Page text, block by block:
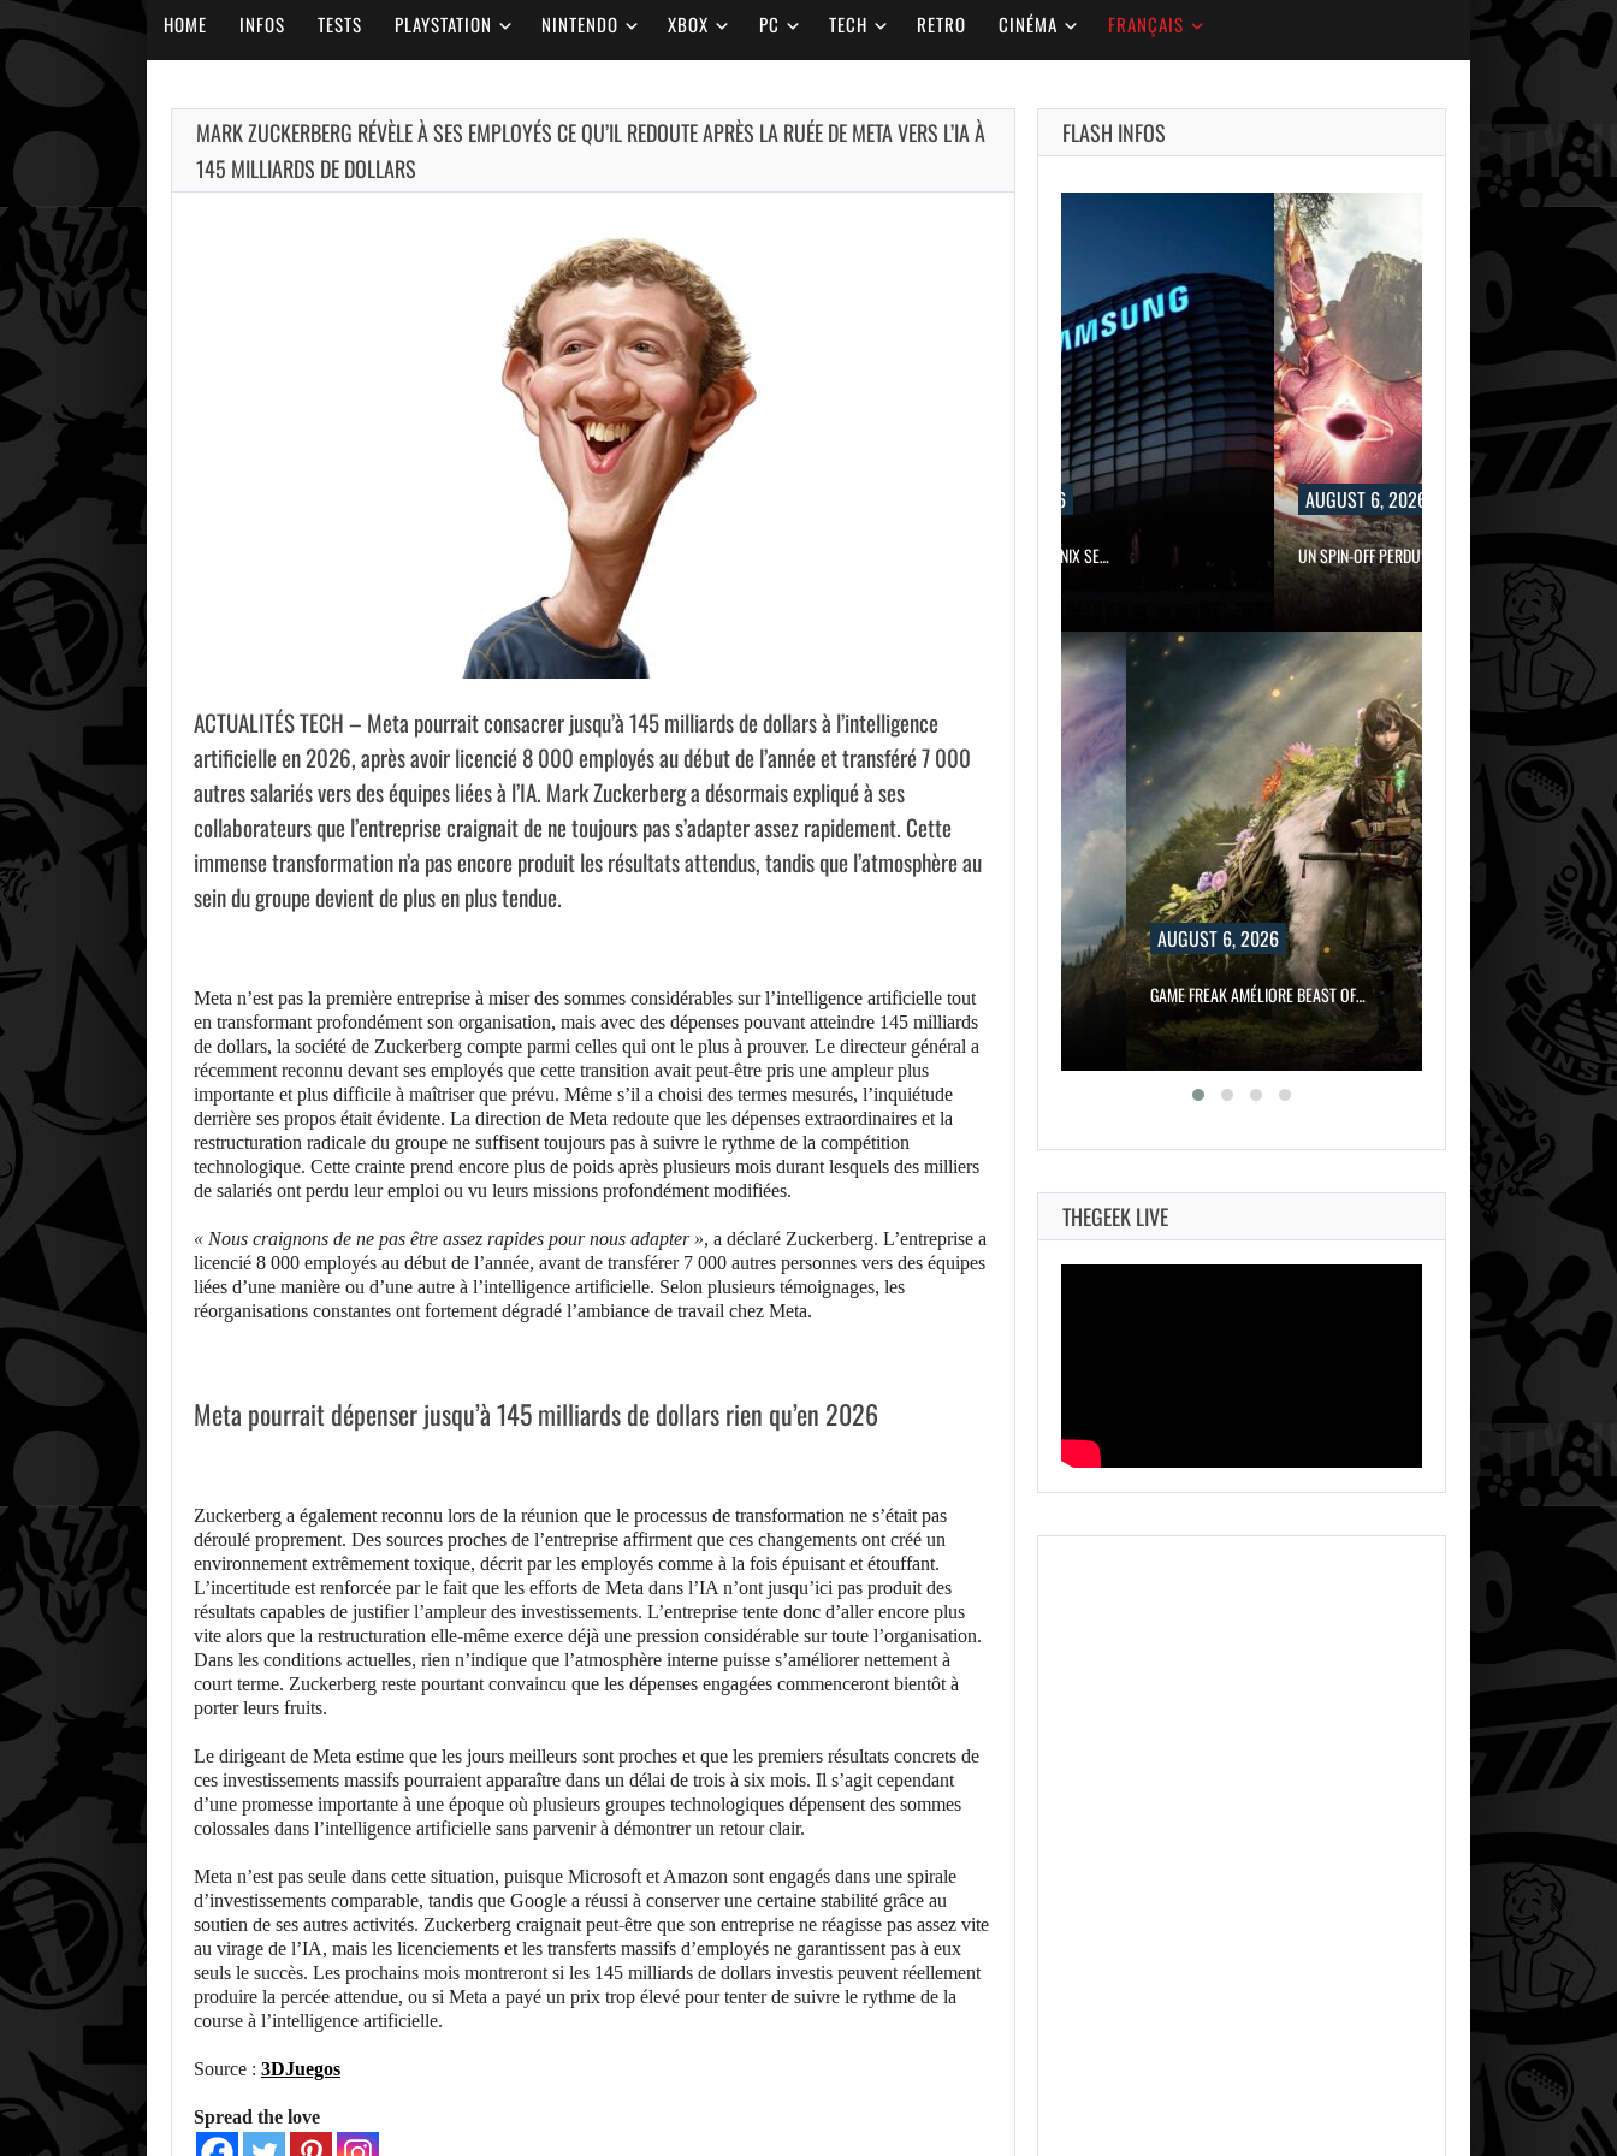
HOME INFOS TESTS PLAYSTATION NINTENDO XBOX PC TECH RETRO CINÉMA FRANÇAIS
MARK ZUCKERBERG RÉVÈLE À SES EMPLOYÉS CE QU’IL REDOUTE APRÈS LA RUÉE DE META VERS L’IA À
145 MILLIARDS DE DOLLARS
ACTUALITÉS TECH – Meta pourrait consacrer jusqu’à 145 milliards de dollars à l’intelligence
artificielle en 2026, après avoir licencié 8 000 employés au début de l’année et transféré 7 000
autres salariés vers des équipes liées à l’IA. Mark Zuckerberg a désormais expliqué à ses
collaborateurs que l’entreprise craignait de ne toujours pas s’adapter assez rapidement. Cette
immense transformation n’a pas encore produit les résultats attendus, tandis que l’atmosphère au
sein du groupe devient de plus en plus tendue.
Meta n’est pas la première entreprise à miser des sommes considérables sur l’intelligence artificielle tout
en transformant profondément son organisation, mais avec des dépenses pouvant atteindre 145 milliards
de dollars, la société de Zuckerberg compte parmi celles qui ont le plus à prouver. Le directeur général a
récemment reconnu devant ses employés que cette transition avait peut-être pris une ampleur plus
importante et plus difficile à maîtriser que prévu. Même s’il a choisi des termes mesurés, l’inquiétude
derrière ses propos était évidente. La direction de Meta redoute que les dépenses extraordinaires et la
restructuration radicale du groupe ne suffisent toujours pas à suivre le rythme de la compétition
technologique. Cette crainte prend encore plus de poids après plusieurs mois durant lesquels des milliers
de salariés ont perdu leur emploi ou vu leurs missions profondément modifiées.
« Nous craignons de ne pas être assez rapides pour nous adapter », a déclaré Zuckerberg. L’entreprise a
licencié 8 000 employés au début de l’année, avant de transférer 7 000 autres personnes vers des équipes
liées d’une manière ou d’une autre à l’intelligence artificielle. Selon plusieurs témoignages, les
réorganisations constantes ont fortement dégradé l’ambiance de travail chez Meta.
Meta pourrait dépenser jusqu’à 145 milliards de dollars rien qu’en 2026
Zuckerberg a également reconnu lors de la réunion que le processus de transformation ne s’était pas
déroulé proprement. Des sources proches de l’entreprise affirment que ces changements ont créé un
environnement extrêmement toxique, décrit par les employés comme à la fois épuisant et étouffant.
L’incertitude est renforcée par le fait que les efforts de Meta dans l’IA n’ont jusqu’ici pas produit des
résultats capables de justifier l’ampleur des investissements. L’entreprise tente donc d’aller encore plus
vite alors que la restructuration elle-même exerce déjà une pression considérable sur toute l’organisation.
Dans les conditions actuelles, rien n’indique que l’atmosphère interne puisse s’améliorer nettement à
court terme. Zuckerberg reste pourtant convaincu que les dépenses engagées commenceront bientôt à
porter leurs fruits.
Le dirigeant de Meta estime que les jours meilleurs sont proches et que les premiers résultats concrets de
ces investissements massifs pourraient apparaître dans un délai de trois à six mois. Il s’agit cependant
d’une promesse importante à une époque où plusieurs groupes technologiques dépensent des sommes
colossales dans l’intelligence artificielle sans parvenir à démontrer un retour clair.
Meta n’est pas seule dans cette situation, puisque Microsoft et Amazon sont engagés dans une spirale
d’investissements comparable, tandis que Google a réussi à conserver une certaine stabilité grâce au
soutien de ses autres activités. Zuckerberg craignait peut-être que son entreprise ne réagisse pas assez vite
au virage de l’IA, mais les licenciements et les transferts massifs d’employés ne garantissent pas à eux
seuls le succès. Les prochains mois montreront si les 145 milliards de dollars investis peuvent réellement
produire la percée attendue, ou si Meta a payé un prix trop élevé pour tenter de suivre le rythme de la
course à l’intelligence artificielle.
Source : 3DJuegos
Spread the love
FLASH INFOS
AUGUST 6,
AMÉLIORE BEAST
OF…
AUGUST 6, 2026
UN SPIN-OFF PERDU DE FINAL…
MASTER CHIEF A-T-IL RÉALISÉ DES…
AUGUST 6, 2026
GAME FREAK AMÉLIORE BEAST OF…
2026
SAMSUNG ET SK
HYNIX SE…
AUGUST 6,
2026
UN SPIN-OFF
THEGEEK LIVE